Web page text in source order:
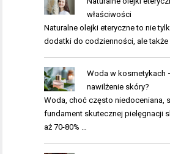
właściwości
Naturalne olejki eteryczne to nie
dodatki do codzienności, ale także
Woda w kosmetykach
nawilżenie skóry?
Woda, choć często niedoceniana,
fundament skutecznej pielęgnacji
aż 70-80% …